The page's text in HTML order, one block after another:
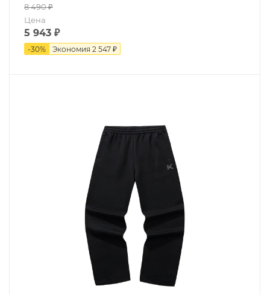
8 490₽
Цена
5 943 ₽
-30% Экономия 2 547 ₽